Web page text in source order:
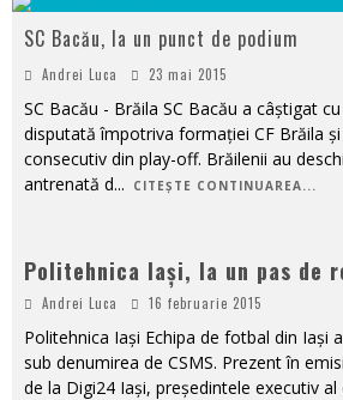
SC Bacău, la un punct de podium
Andrei Luca 23 mai 2015
SC Bacău - Brăila SC Bacău a câștigat
disputată împotriva formației CF Brăila
consecutiv din play-off. Brăilenii au
antrenată d... CITEȘTE CONTINUAREA...
Politehnica Iași, la un pas de
Andrei Luca 16 februarie 2015
Politehnica Iași Echipa de fotbal din Iași
sub denumirea de CSMS. Prezent în
de la Digi24 Iași, președintele executiv al